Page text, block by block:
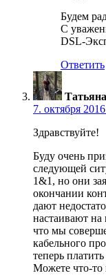
Будем
С
DSL-
Ответить
Татьяна
7. октября
Здравствуйте!
Буду очень
следующей
1&1, но они
окончании
дают
настаивают на
что мы
кабельного
теперь
Можете что-то